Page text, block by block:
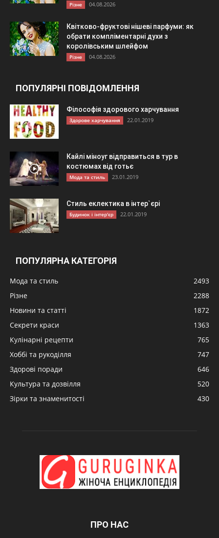
Різне 04.08.2026
Квітково-фруктові нішеві парфуми: як
обрати компліментарні духи з
королівським шлейфом
Різне 04.08.2026
ПОПУЛЯРНІ ПОВІДОМЛЕННЯ
Філософія здорового харчування
Здорове харчування 22.01.2019
Кайлі міноуг відправиться в тур в
костюмах від готьє
Мода та стиль 23.01.2019
Стиль еклектика в інтер`єрі
Будинок і інтер'єр 22.01.2019
ПОПУЛЯРНА КАТЕГОРІЯ
Мода та стиль
2493
Різне
2288
Новини та статті
1872
Секрети краси
1363
Кулінарні рецепти
765
Хоббі та рукоділля
747
Здорові поради
646
Культура та дозвілля
520
Зірки та знаменитості
430
ПРО НАС